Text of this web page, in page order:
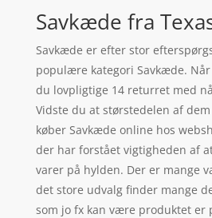
Savkæde fra
Savkæde er efter stor
populære kategori Savkæde.
du lovpligtige 14 returret med
Vidste du at størstedelen af
køber Savkæde online hos
der har forstået vigtigheden af
varer på hylden. Der er mange
det store udvalg finder mange
som jo fx kan være produktet er